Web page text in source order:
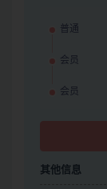
普通
会员
会员
其他信息